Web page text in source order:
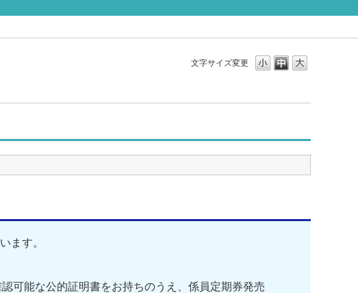
文字サイズ変更
ます。
可能な公的証明書をお持ちのうえ、係員定期券発売